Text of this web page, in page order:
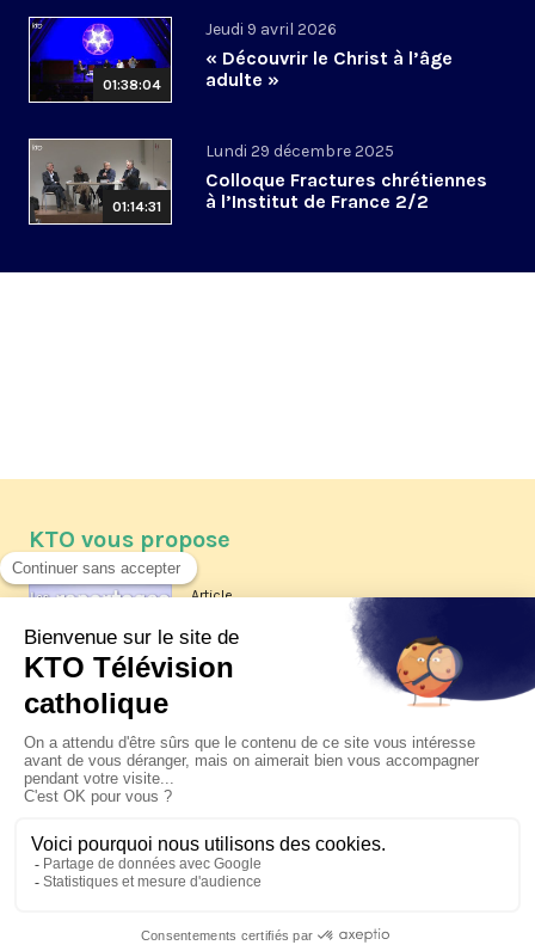
01:38:04
Jeudi 9 avril 2026
« Découvrir le Christ à l’âge
adulte »
01:14:31
Lundi 29 décembre 2025
Colloque Fractures chrétiennes
à l’Institut de France 2/2
KTO vous propose
Article
Les reportages d'été 2026 de KTO
La visite pastorale du pape Léon
XIV à Assise à suivre sur KTO le
jeudi 6 août
Le pape en Uruguay, Argentine et
Pérou du 6 au 17 novembre 2026